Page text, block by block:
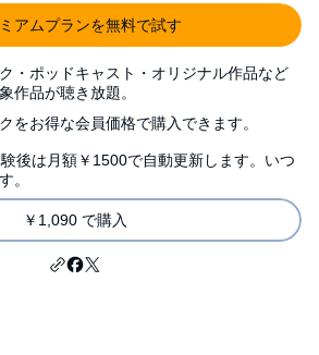
アムプランを無料で試す
・ポッドキャスト・オリジナル作品など
作品が聴き放題。
をお得な会員価格で購入できます。
後は月額￥1500で自動更新します。いつ
。
￥1,090 で購入